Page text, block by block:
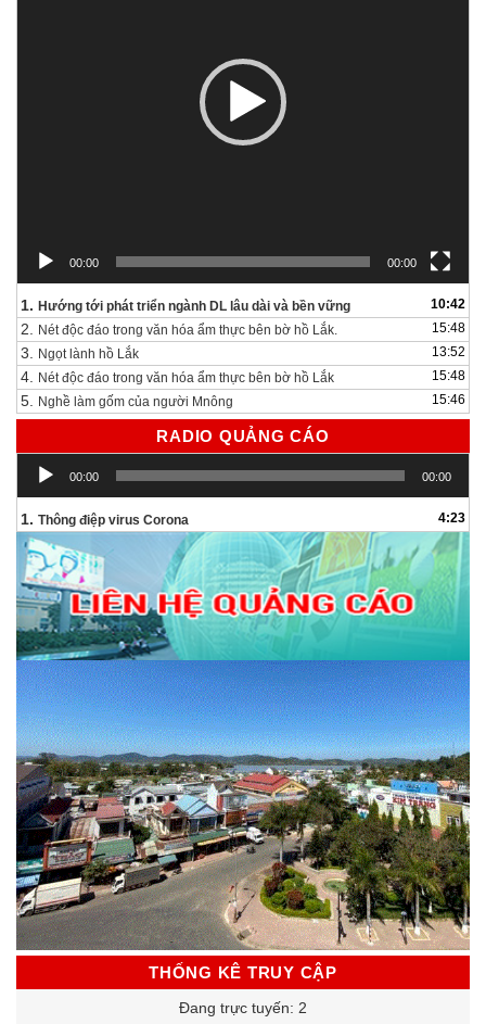
00:00 00:00
1. Hướng tới phát triển ngành DL lâu dài và bền vững 10:42
2. Nét độc đáo trong văn hóa ẩm thực bên bờ hồ Lắk. 15:48
3. Ngọt lành hồ Lắk 13:52
4. Nét độc đáo trong văn hóa ẩm thực bên bờ hồ Lắk 15:48
5. Nghề làm gốm của người Mnông 15:46
RADIO QUẢNG CÁO
Trình
chơi
Audio
00:00 00:00
1. Thông điệp virus Corona 4:23
THỐNG KÊ TRUY CẬP
Đang trực tuyến: 2